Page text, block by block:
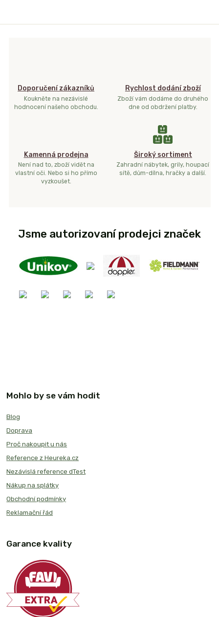
Doporučení zákazníků
Koukněte na nezávislé
hodnocení našeho obchodu.
Rychlost dodání zboží
Zboží vám dodáme do druhého
dne od obdržení platby.
Kamenná prodejna
Není nad to, zboží vidět na
vlastní oči. Nebo si ho přímo
vyzkoušet.
Široký sortiment
Zahradní nábytek, grily, houpací
sítě, dům-dílna, hračky a další.
Jsme autorizovaní prodejci značek
Mohlo by se vám hodit
Blog
Doprava
Proč nakoupit u nás
Reference z Heureka.cz
Nezávislá reference dTest
Nákup na splátky
Obchodní podmínky
Reklamační řád
Garance kvality